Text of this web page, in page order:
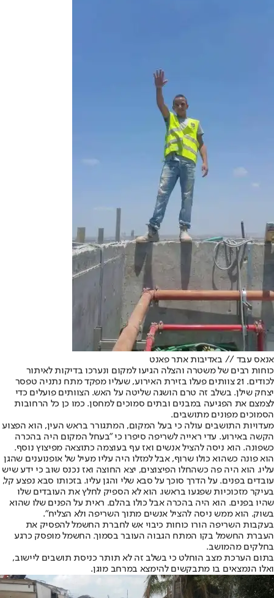
אנאס עבד // באדיבות אתר פאנט
כוחות רבים של משטרה והצלה הגיעו למקום ונערכו בדיקות לאיתור
לכודים. 21 צוותים פעלו בזירת האירוע, שעליו מפקד מתח נתניה טפסר
יצחק שילן. בשלב זה טרם הושגה שליטה על האש. הצוותים פועלים כדי
לצמצם את הפגיעה במבנים ובתים סמוכים למחסן. כמו כן כל הרחובות
הסמוכים מפונים מתושבים.
מעדויות התושבים עולה כי בעל המקום, המתגורר בראש העין, הוא הפצוע
הקשה באירוע. עדי ראייה לשריפה סיפרו כי "בעחל המקום היה בהכרה
כשפונה. הוא ניסה להציל אנשים ואז עף בעוצמה כתוצאה מפיצוץ נוסף.
הוא פונה כשהוא כולו שרוף, אבל למזלו היה עליו מעיל של אופנוענים שהגן
עליו. הוא היה פה כשהחלו הפיצוצים, יצא החוצה ואז נכנס שוב כי ידע שיש
עובדים בפנים. על הדרך סוכך על סבא שלי והגן עליו. בזכותו סבא נפצע קל,
בעיקר מזכוכיות שפגעו בראשו. הוא לא הספיק לחלץ את העובדים שלו
שהיו בפנים. הוא היה בהכרה אבל כולו בהלם. ראית על הפנים שלו שהוא
בשוק. הוא ממש ניסה להציל אנשים מתוך השריפה ולא הצליח".
בעקבות השריפה הורו כוחות כיבוי אש לחברת החשמל להפסיק את
העברת החשמל בקו המתח הגבוה העובר בסמוך. החשמל מופסק כרגע
בחלקים מהמושב.
בתום הערכת מצב הוחלט כי בשלב זה לא תותר כניסת תושבים ליישוב,
ואלו הנמצאים בו מתבקשים להימצא במרחב מוגן.